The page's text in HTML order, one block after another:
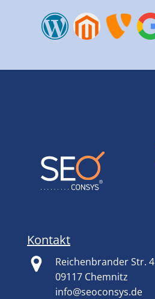
Kontakt
Reichenbrander Str. 4
09117 Chemnitz
info@seoconsys.de